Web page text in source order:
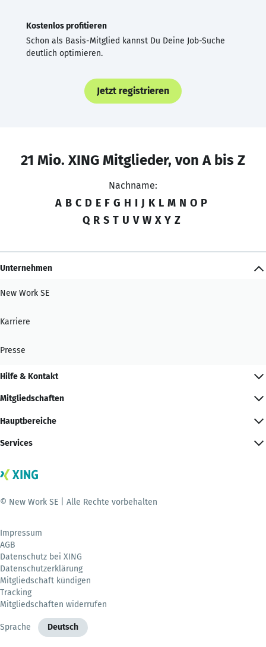
Kostenlos profitieren
Schon als Basis-Mitglied kannst Du Deine Job-Suche
deutlich optimieren.
Jetzt registrieren
21 Mio. XING Mitglieder, von A bis Z
Nachname:
A B C D E F G H I J K L M N O P
Q R S T U V W X Y Z
Unternehmen
New Work SE
Karriere
Presse
Hilfe & Kontakt
Mitgliedschaften
Hauptbereiche
Services
© New Work SE | Alle Rechte vorbehalten
Impressum
AGB
Datenschutz bei XING
Datenschutzerklärung
Mitgliedschaft kündigen
Tracking
Mitgliedschaften widerrufen
Sprache Deutsch